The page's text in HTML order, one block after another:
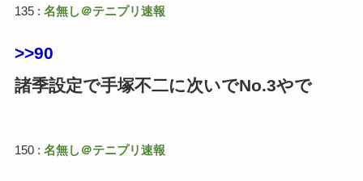
135 : 名無し＠テニプリ速報
>>90
諸季設定で手塚不二に次いでNo.3やで
150 : 名無し＠テニプリ速報